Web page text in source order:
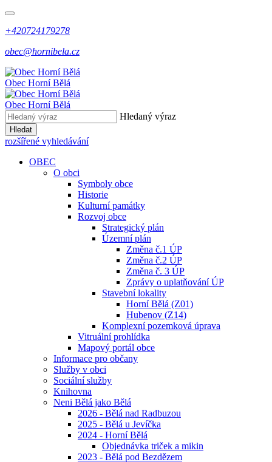
+420724179278
obec@hornibela.cz
Obec HorníBělá
Obec HorníBělá
Hledaný výraz
Hledat
rozšířené vyhledávání
OBEC
O obci
Symboly obce
Historie
Kulturní památky
Rozvoj obce
Strategický plán
Územní plán
Změna č.1 ÚP
Změna č.2 ÚP
Změna č. 3 ÚP
Zprávy o uplatňování ÚP
Stavební lokality
Horní Bělá (Z01)
Hubenov (Z14)
Komplexní pozemková úprava
Vitruální prohlídka
Mapový portál obce
Informace pro občany
Služby v obci
Sociální služby
Knihovna
Neni Bělá jako Bělá
2026 - Bělá nad Radbuzou
2025 - Bělá u Jevíčka
2024 - Horní Bělá
Objednávka triček a mikin
2023 - Bělá pod Bezdězem